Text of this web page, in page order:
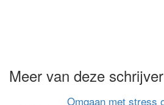
Meer van deze schrijver
Omgaan met stress